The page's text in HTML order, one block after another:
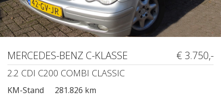
MERCEDES-BENZ C-KLASSE € 3.750,-
2.2 CDI C200 COMBI CLASSIC
KM-Stand
281.826 km